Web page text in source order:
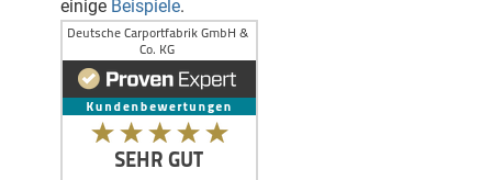
einige Beispiele.